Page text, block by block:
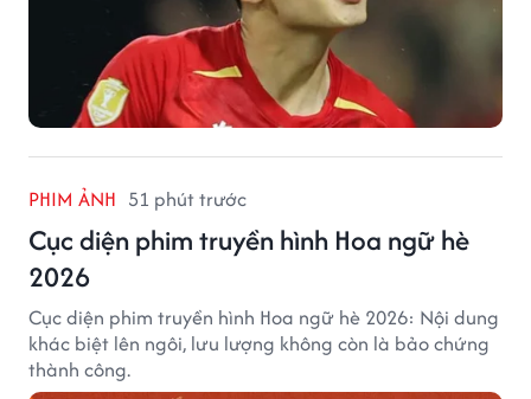
PHIM ẢNH 51 phút trước
Cục diện phim truyền hình Hoa ngữ hè
2026
Cục diện phim truyền hình Hoa ngữ hè 2026: Nội dung
khác biệt lên ngôi, lưu lượng không còn là bảo chứng
thành công.